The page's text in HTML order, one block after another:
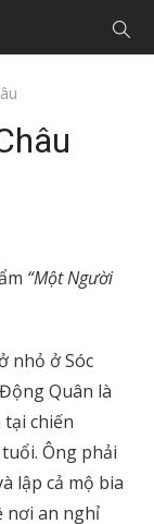
“Một Người
nhỏ ở Sóc
Quân là
chiến
Ông phải
lập cả mộ bia
nơi an nghỉ